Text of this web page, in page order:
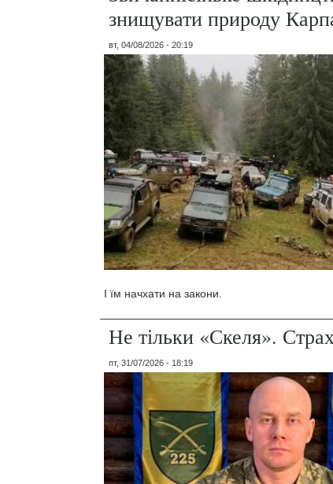
знищувати природу
вт, 04/08/2026 - 20:19
І їм начхати на закони.
Не тільки «Скеля».
пт, 31/07/2026 - 18:19